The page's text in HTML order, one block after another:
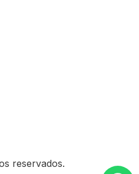
reservados.